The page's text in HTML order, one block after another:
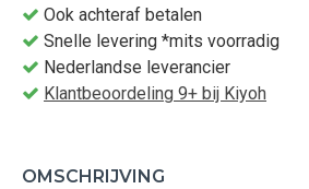
Ook achteraf betalen
Snelle levering *mits voorradig
Nederlandse leverancier
Klantbeoordeling 9+ bij Kiyoh
OMSCHRIJVING